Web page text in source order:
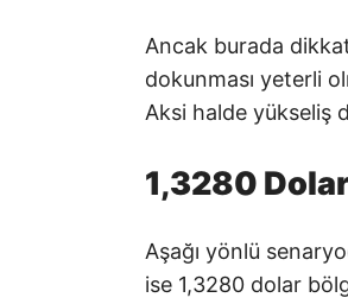
Ancak burada
dokunması yeterli
Aksi halde yükseliş
1,3280 Dolar
Aşağı yönlü
ise 1,3280 dolar